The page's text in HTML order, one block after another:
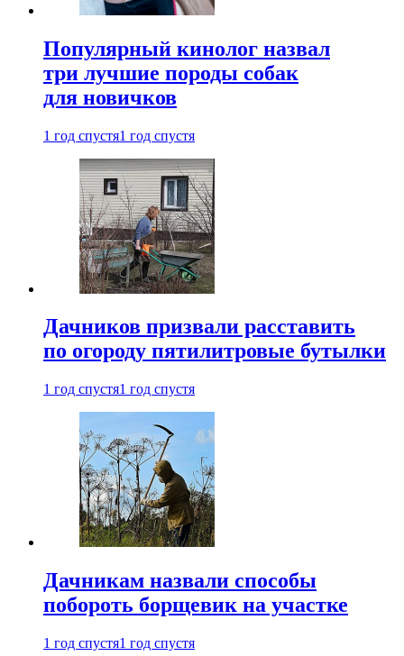
Популярный кинолог назвал
три лучшие породы собак
для новичков
1 год спустя1 год спустя
Дачников призвали расставить
по огороду пятилитровые бутылки
1 год спустя1 год спустя
Дачникам назвали способы
побороть борщевик на участке
1 год спустя1 год спустя